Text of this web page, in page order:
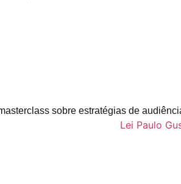
sobre estratégias de